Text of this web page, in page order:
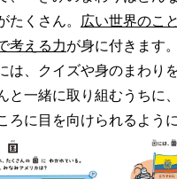
たくさん。
広い世界のこ
考える力が身に付きます。
は、クイズや身のまわり
と一緒に取り組むうちに
ろに目を向けられるよう